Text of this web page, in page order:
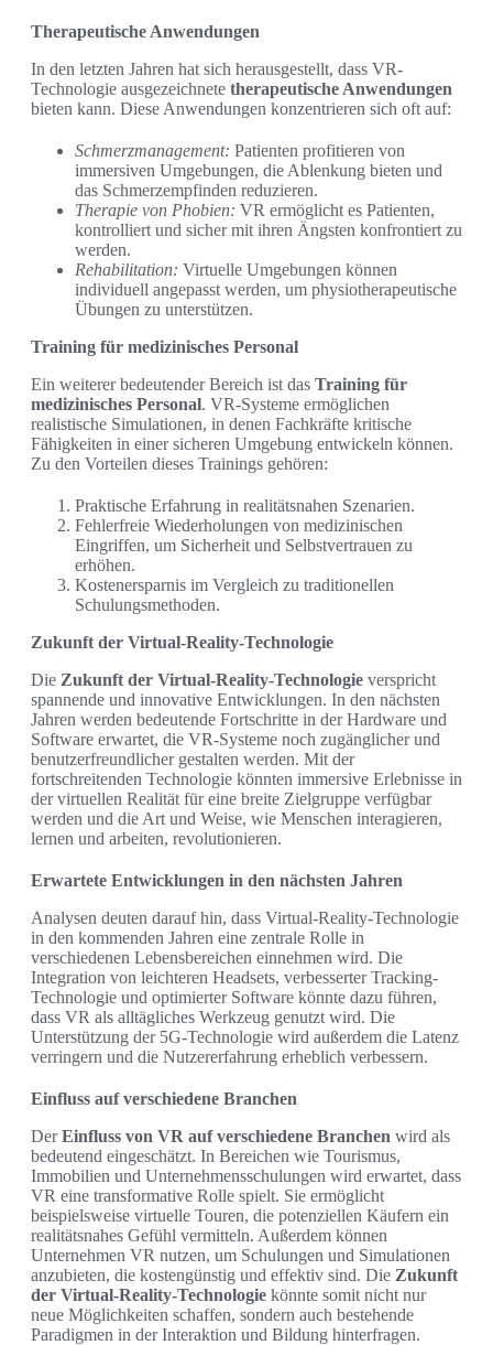
Therapeutische Anwendungen
In den letzten Jahren hat sich herausgestellt, dass VR-
Technologie ausgezeichnete therapeutische Anwendungen
bieten kann. Diese Anwendungen konzentrieren sich oft auf:
Schmerzmanagement: Patienten profitieren von
immersiven Umgebungen, die Ablenkung bieten und
das Schmerzempfinden reduzieren.
Therapie von Phobien: VR ermöglicht es Patienten,
kontrolliert und sicher mit ihren Ängsten konfrontiert zu
werden.
Rehabilitation: Virtuelle Umgebungen können
individuell angepasst werden, um physiotherapeutische
Übungen zu unterstützen.
Training für medizinisches Personal
Ein weiterer bedeutender Bereich ist das Training für
medizinisches Personal. VR-Systeme ermöglichen
realistische Simulationen, in denen Fachkräfte kritische
Fähigkeiten in einer sicheren Umgebung entwickeln können.
Zu den Vorteilen dieses Trainings gehören:
Praktische Erfahrung in realitätsnahen Szenarien.
Fehlerfreie Wiederholungen von medizinischen
Eingriffen, um Sicherheit und Selbstvertrauen zu
erhöhen.
Kostenersparnis im Vergleich zu traditionellen
Schulungsmethoden.
Zukunft der Virtual-Reality-Technologie
Die Zukunft der Virtual-Reality-Technologie verspricht
spannende und innovative Entwicklungen. In den nächsten
Jahren werden bedeutende Fortschritte in der Hardware und
Software erwartet, die VR-Systeme noch zugänglicher und
benutzerfreundlicher gestalten werden. Mit der
fortschreitenden Technologie könnten immersive Erlebnisse in
der virtuellen Realität für eine breite Zielgruppe verfügbar
werden und die Art und Weise, wie Menschen interagieren,
lernen und arbeiten, revolutionieren.
Erwartete Entwicklungen in den nächsten Jahren
Analysen deuten darauf hin, dass Virtual-Reality-Technologie
in den kommenden Jahren eine zentrale Rolle in
verschiedenen Lebensbereichen einnehmen wird. Die
Integration von leichteren Headsets, verbesserter Tracking-
Technologie und optimierter Software könnte dazu führen,
dass VR als alltägliches Werkzeug genutzt wird. Die
Unterstützung der 5G-Technologie wird außerdem die Latenz
verringern und die Nutzererfahrung erheblich verbessern.
Einfluss auf verschiedene Branchen
DerEinfluss von VR auf verschiedene Branchen wird als
bedeutend eingeschätzt. In Bereichen wie Tourismus,
Immobilien und Unternehmensschulungen wird erwartet, dass
VR eine transformative Rolle spielt. Sie ermöglicht
beispielsweise virtuelle Touren, die potenziellen Käufern ein
realitätsnahes Gefühl vermitteln. Außerdem können
Unternehmen VR nutzen, um Schulungen und Simulationen
anzubieten, die kostengünstig und effektiv sind. Die Zukunft
der Virtual-Reality-Technologie könnte somit nicht nur
neue Möglichkeiten schaffen, sondern auch bestehende
Paradigmen in der Interaktion und Bildung hinterfragen.